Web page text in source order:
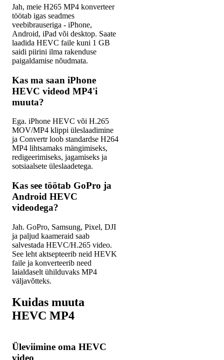
Jah, meie H265 MP4 konverteer
töötab igas seadmes
veebibrauseriga - iPhone,
Android, iPad või desktop. Saate
laadida HEVC faile kuni 1 GB
saidi piirini ilma rakenduse
paigaldamise nõudmata.
Kas ma saan iPhone
HEVC videod MP4'i
muuta?
Ega. iPhone HEVC või H.265
MOV/MP4 klippi üleslaadimine
ja Convertr loob standardse H264
MP4 lihtsamaks mängimiseks,
redigeerimiseks, jagamiseks ja
sotsiaalsete üleslaadetega.
Kas see töötab GoPro ja
Android HEVC
videodega?
Jah. GoPro, Samsung, Pixel, DJI
ja paljud kaameraid saab
salvestada HEVC/H.265 video.
See leht aktsepteerib neid HEVK
faile ja konverteerib need
laialdaselt ühilduvaks MP4
väljavõtteks.
Kuidas muuta
HEVC MP4
Üleviimine oma HEVC